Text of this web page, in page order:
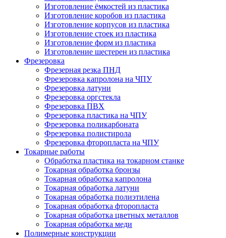
Изготовление ёмкостей из пластика
Изготовление коробов из пластика
Изготовление корпусов из пластика
Изготовление стоек из пластика
Изготовление форм из пластика
Изготовление шестерен из пластика
Фрезеровка
Фрезерная резка ПНД
Фрезеровка капролона на ЧПУ
Фрезеровка латуни
Фрезеровка оргстекла
Фрезеровка ПВХ
Фрезеровка пластика на ЧПУ
Фрезеровка поликарбоната
Фрезеровка полистирола
Фрезеровка фторопласта на ЧПУ
Токарные работы
Обработка пластика на токарном станке
Токарная обработка бронзы
Токарная обработка капролона
Токарная обработка латуни
Токарная обработка полиэтилена
Токарная обработка фторопласта
Токарная обработка цветных металлов
Токарная обработка меди
Полимерные конструкции